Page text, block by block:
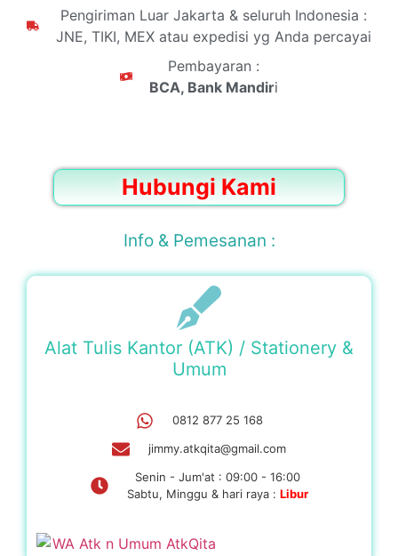
Pengiriman Luar Jakarta & seluruh Indonesia :
JNE, TIKI, MEX atau expedisi yg Anda percayai
Pembayaran :
BCA, Bank Mandiri
Hubungi Kami
Info & Pemesanan :
Alat Tulis Kantor (ATK) / Stationery &
Umum
0812 877 25 168
jimmy.atkqita@gmail.com
Senin - Jum'at : 09:00 - 16:00
Sabtu, Minggu & hari raya : Libur